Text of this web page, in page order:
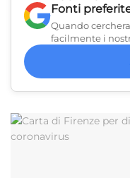
Fonti
Quando
facilmente i